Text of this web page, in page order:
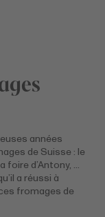
années
de Suisse : le
foire d’Antony, …
a réussi à
fromages de